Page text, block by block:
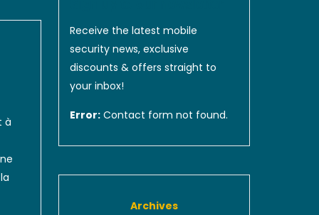
à
Receive the latest mobile
security news, exclusive
discounts & offers straight to
your inbox!
Error:Contact form not found.
Archives